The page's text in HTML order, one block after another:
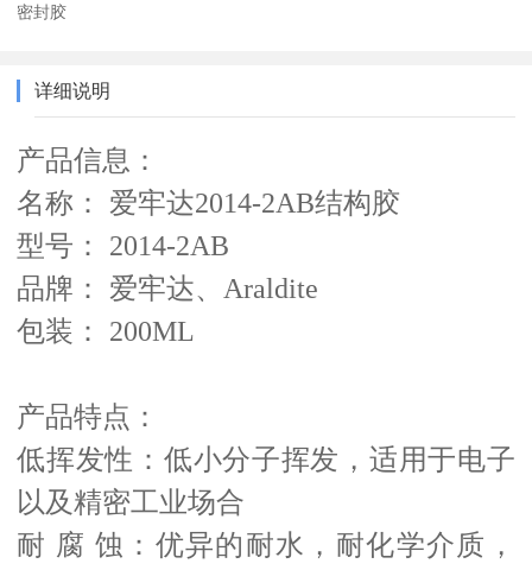
密封胶
详细说明
产品信息：
名称： 爱牢达2014-2AB结构胶
型号： 2014-2AB
品牌： 爱牢达、Araldite
包装： 200ML
产品特点：
低挥发性：低小分子挥发，适用于电子
以及精密工业场合
耐 腐 蚀：优异的耐水，耐化学介质，